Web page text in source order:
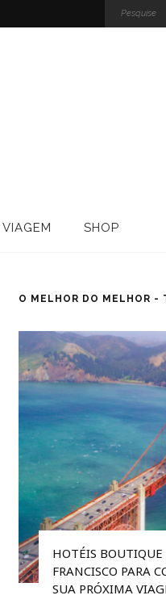
SHOP
O MELHOR DO MELHOR -
HOTÉIS BOUTIQUE
FRANCISCO PARA
SUA PRÓXIMA